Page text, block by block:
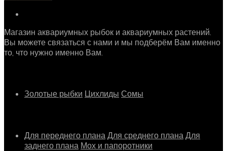
Магазин аквариумных рыбок и аквариумных растений.
Вы можете связаться с нами и мы подберём Вам именно
то, что нужно именно Вам.
Золотые рыбки Цихлиды Сомы
Для переднего плана Для среднего плана Для
заднего плана Мох и папоротники